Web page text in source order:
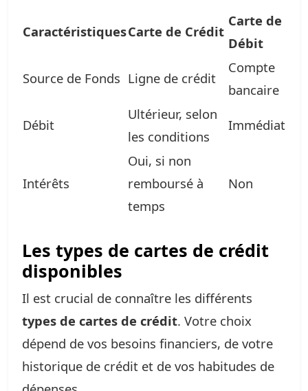
CaractéristiquesCarte de Crédit
Carte de
Débit
Source de Fonds Ligne de crédit
Compte
bancaire
Débit
Ultérieur, selon
les conditions
Immédiat
Intérêts
Oui, si non
remboursé à
temps
Non
Les types de cartes de crédit
disponibles
Il est crucial de connaître les différents
types de cartes de crédit. Votre choix
dépend de vos besoins financiers, de votre
historique de crédit et de vos habitudes de